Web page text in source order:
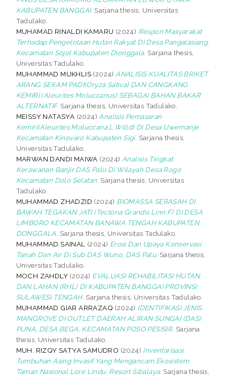
KABUPATEN BANGGAI. Sarjana thesis, Universitas
Tadulako.
MUHAMAD RINALDI KAMARU (2024) Respon Masyarakat
Terhadap Pengelolaan Hutan Rakyat Di Desa Pangalasiang
Kecamatan Sojol Kabupaten Dionggala. Sarjana thesis,
Universitas Tadulako.
MUHAMMAD MUKHLIS (2024) ANALISIS KUALITAS BRIKET
ARANG SEKAM PADI(Oryza Sativa) DAN CANGKANG
KEMIRI (Aleurites Moluccanus) SEBAGAI BAHAN BAKAR
ALTERNATIF. Sarjana thesis, Universitas Tadulako.
MEISSY NATASYA (2024) Analisis Pemasaran
Kemiri(Aleurites Moluccana L.Willd) Di Desa Uwemanje
Kecamatan Kinovaro Kabupaten Sigi. Sarjana thesis,
Universitas Tadulako.
MARWAN DANDI MAIWA (2024) Analisis Tingkat
Kerawanan Banjir DAS Palu Di Wilayah Desa Rogo
Kecamatan Dolo Selatan. Sarjana thesis, Universitas
Tadulako.
MUHAMMAD ZHADZID (2024) BIOMASSA SERASAH DI
BAWAH TEGAKAN JATI (Tectona Grandis Linn.F) DI DESA
LIMBORO KECAMATAN BANAWA TENGAH KABUPATEN
DONGGALA. Sarjana thesis, Universitas Tadulako.
MUHAMMAD SAINAL
(2024) Erosi Dan Upaya Konservasi
Tanah Dan Air Di Sub DAS Wuno, DAS Palu. Sarjana thesis,
Universitas Tadulako.
MOCH ZAHDLY (2024) EVALUASI REHABILITASI HUTAN
DAN LAHAN (RHL) DI KABUPATEN BANGGAI PROVINSI
SULAWESI TENGAH. Sarjana thesis, Universitas Tadulako.
MUHAMMAD GIAR ARRAZAQ (2024) IDENTIFIKASI JENIS
MANGROVE DI OUTLET DAERAH ALIRAN SUNGAI (DAS)
PUNA, DESA BEGA, KECAMATAN POSO PESISIR. Sarjana
thesis, Universitas Tadulako.
MUH. RIZQY SATYA SAMUDRO (2024) Inventarisasi
Tumbuhan Asing Invasif Yang Mengancam Ekosistem
Taman Nasional Lore Lindu, Resort Sibalaya. Sarjana thesis,